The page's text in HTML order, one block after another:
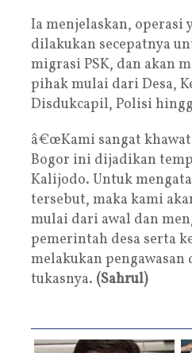
Ia menjelaskan, operasi
dilakukan secepatnya
migrasi PSK, dan akan
pihak mulai dari Desa,
Disdukcapil, Polisi
â€œKami sangat
Bogor ini dijadikan
Kalijodo. Untuk
tersebut, maka kami
mulai dari awal dan
pemerintah desa serta
melakukan pengawasan
tukasnya. (Sahrul)